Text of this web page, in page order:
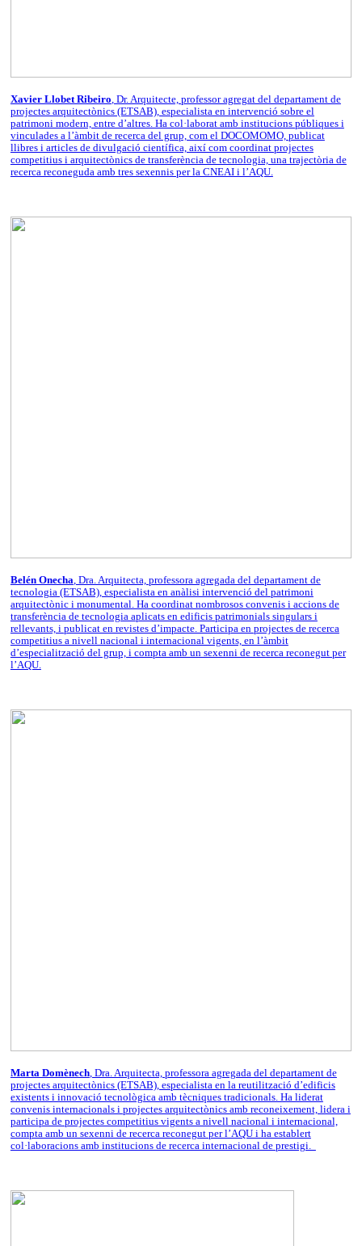
Xavier Llobet Ribeiro, Dr. Arquitecte, professor agregat del departament de
projectes arquitectònics (ETSAB), especialista en intervenció sobre el
patrimoni modern, entre d’altres. Ha col·laborat amb institucions públiques i
vinculades a l’àmbit de recerca del grup, com el DOCOMOMO, publicat
llibres i articles de divulgació científica, així com coordinat projectes
competitius i arquitectònics de transferència de tecnologia, una trajectòria de
recerca reconeguda amb tres sexennis per la CNEAI i l’AQU.
Belén Onecha, Dra. Arquitecta, professora agregada del departament de
tecnologia (ETSAB), especialista en anàlisi intervenció del patrimoni
arquitectònic i monumental. Ha coordinat nombrosos convenis i accions de
transferència de tecnologia aplicats en edificis patrimonials singulars i
rellevants, i publicat en revistes d’impacte. Participa en projectes de recerca
competitius a nivell nacional i internacional vigents, en l’àmbit
d’especialització del grup, i compta amb un sexenni de recerca reconegut per
l’AQU.
Marta Domènech, Dra. Arquitecta, professora agregada del departament de
projectes arquitectònics (ETSAB), especialista en la reutilització d’edificis
existents i innovació tecnològica amb tècniques tradicionals. Ha liderat
convenis internacionals i projectes arquitectònics amb reconeixement, lidera i
participa de projectes competitius vigents a nivell nacional i internacional,
compta amb un sexenni de recerca reconegut per l’AQU i ha establert
col·laboracions amb institucions de recerca internacional de prestigi.